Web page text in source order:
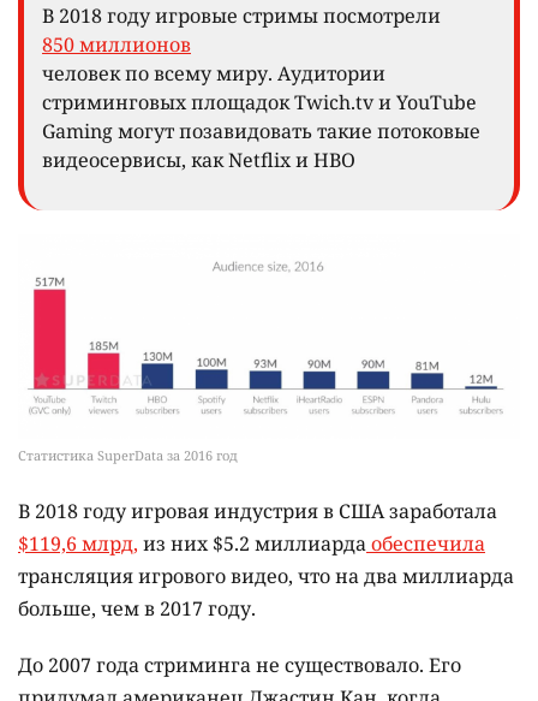
В 2018 году игровые стримы посмотрели
850 миллионов
человек по всему миру. Аудитории
стриминговых площадок Twich.tv и YouTube
Gaming могут позавидовать такие потоковые
видеосервисы, как Netflix и HBO
Статистика SuperData за 2016 год
В 2018 году игровая индустрия в США заработала
$119,6 млрд, из них $5.2 миллиардаобеспечила
трансляция игрового видео, что на два миллиарда
больше, чем в 2017 году.
До 2007 года стриминга не существовало. Его